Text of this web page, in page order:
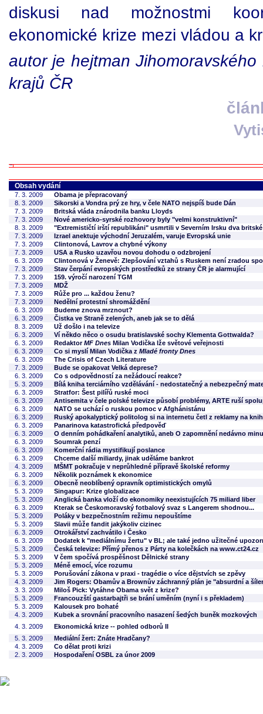
diskusi nad možnostmi
ekonomické krize mezi vládou a
autor je hejtman
krajů ČR
Obsah vydání
7. 3. 2009
Obama je přepracovaný
8. 3. 2009
Sikorski a Vondra prý ze hry, v čele NATO nejspíš bude Dán
7. 3. 2009
Britská vláda znárodnila banku Lloyds
7. 3. 2009
Nové americko-syrské rozhovory byly "velmi konstruktivní"
8. 3. 2009
"Extremističtí irští republikáni" usmrtili v Severním Irsku dva
7. 3. 2009
Izrael anektuje východní Jeruzalém, varuje Evropská unie
7. 3. 2009
Clintonová, Lavrov a chybné výkony
7. 3. 2009
USA a Rusko uzavřou novou dohodu o odzbrojení
6. 3. 2009
Clintonová v Ženevě: Zlepšování vztahů s Ruskem není zradou
7. 3. 2009
Stav čerpání evropských prostředků ze strany ČR je alarmující
7. 3. 2009
159. výročí narození TGM
7. 3. 2009
MDŽ
7. 3. 2009
Růže pro ... každou ženu?
7. 3. 2009
Nedělní protestní shromáždění
6. 3. 2009
Budeme znova mrznout?
6. 3. 2009
Čistka ve Straně zelených, aneb jak se to dělá
8. 3. 2009
Už došlo i na televize
6. 3. 2009
Ví někdo něco o osudu bratislavské sochy Klementa Gottwalda?
6. 3. 2009
RedaktorMF Dnes Milan Vodička lže světové veřejnosti
6. 3. 2009
Co si myslí Milan Vodička z Mladé fronty Dnes
6. 3. 2009
The Crisis of Czech Literature
7. 3. 2009
Bude se opakovat Velká deprese?
6. 3. 2009
Co s odpovědností za nežádoucí reakce?
5. 3. 2009
Bílá kniha terciárního vzdělávání - nedostatečný a nebezpečný
6. 3. 2009
Stratfor: Šest pilířů ruské moci
6. 3. 2009
Antisemita v čele polské televize působí problémy, ARTE ruší
6. 3. 2009
NATO se uchází o ruskou pomoc v Afghánistánu
6. 3. 2009
Ruský apokalyptický politolog si na internetu četl z reklamy na
6. 3. 2009
Panarinova katastrofická předpověď
6. 3. 2009
O denním pohádkaření analytiků, aneb O zapomnění nedávno
6. 3. 2009
Soumrak penzí
6. 3. 2009
Komerční rádia mystifikují poslance
6. 3. 2009
Chceme další miliardy, jinak uděláme bankrot
4. 3. 2009
MŠMT pokračuje v neprůhledné přípravě školské reformy
6. 3. 2009
Několik poznámek k ekonomice
6. 3. 2009
Obecně neoblíbený opravník optimistických omylů
5. 3. 2009
Singapur: Krize globalizace
5. 3. 2009
Anglická banka vloží do ekonomiky neexistujících 75 miliard liber
6. 3. 2009
Kterak se Českomoravský fotbalový svaz s Langerem shodnou...
5. 3. 2009
Poláky v bezpečnostním režimu nepouštíme
5. 3. 2009
Slavii může fandit jakýkoliv cizinec
6. 3. 2009
Otrokářství zachvátilo i Česko
6. 3. 2009
Dodatek k "mediálnímu žertu" v BL; ale také jedno užitečné
5. 3. 2009
Česká televize: Přímý přenos z Párty na kolečkách na www.ct24.cz
5. 3. 2009
V čem spočívá prospěšnost Dělnické strany
5. 3. 2009
Méně emocí, více rozumu
5. 3. 2009
Porušování zákona v praxi - tragédie o více dějstvích se zpěvy
4. 3. 2009
Jim Rogers: Obamův a Brownův záchranný plán je "absurdní a
3. 3. 2009
Miloš Pick: Vytáhne Obama svět z krize?
5. 3. 2009
Francouzští gastarbajtři se brání uměním (nyní i s překladem)
5. 3. 2009
Kalousek pro bohaté
4. 3. 2009
Kubek a srovnání pracovního nasazení šedých buněk mozkových
4. 3. 2009
Ekonomická krize -- pohled odborů II
5. 3. 2009
Mediální žert: Znáte Hradčany?
4. 3. 2009
Co dělat proti krizi
2. 3. 2009
Hospodaření OSBL za únor 2009